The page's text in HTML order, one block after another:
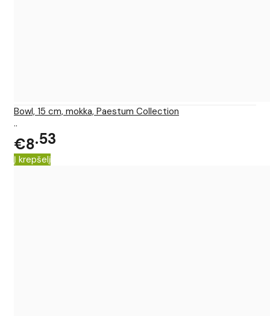
Bowl, 15 cm, mokka, Paestum Collection
..
€8 53
Į krepšelį